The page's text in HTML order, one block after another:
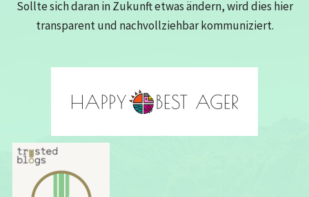
Sollte sich daran in Zukunft etwas ändern, wird dies hier
transparent und nachvollziehbar kommuniziert.